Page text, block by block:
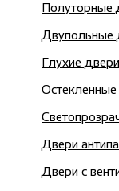
Полуторные
Двупольные
Глухие
Двери
Двери с